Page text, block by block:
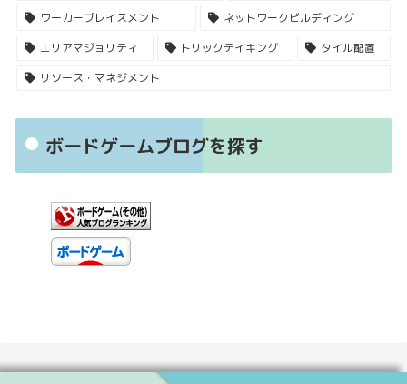
ワーカープレイスメント
ネットワークビルディング
エリアマジョリティ
トリックテイキング
タイル配置
リソース・マネジメント
ボードゲームブログを探す